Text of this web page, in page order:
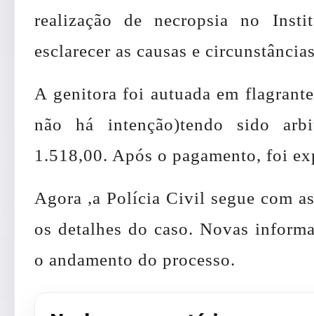
realização de necropsia no
esclarecer as causas e
A genitora foi autuada em
não há intenção)tendo sido
1.518,00. Após o pagamento, foi
Agora ,a Polícia Civil segue com
os detalhes do caso. Novas
o andamento do processo.